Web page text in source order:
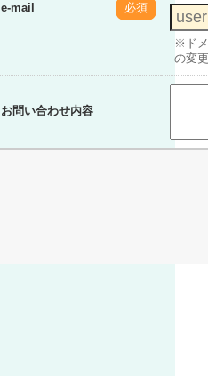
e-mail 必須
※ド
の変
お問い合わせ内容